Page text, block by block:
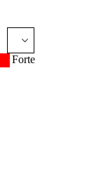
Forte